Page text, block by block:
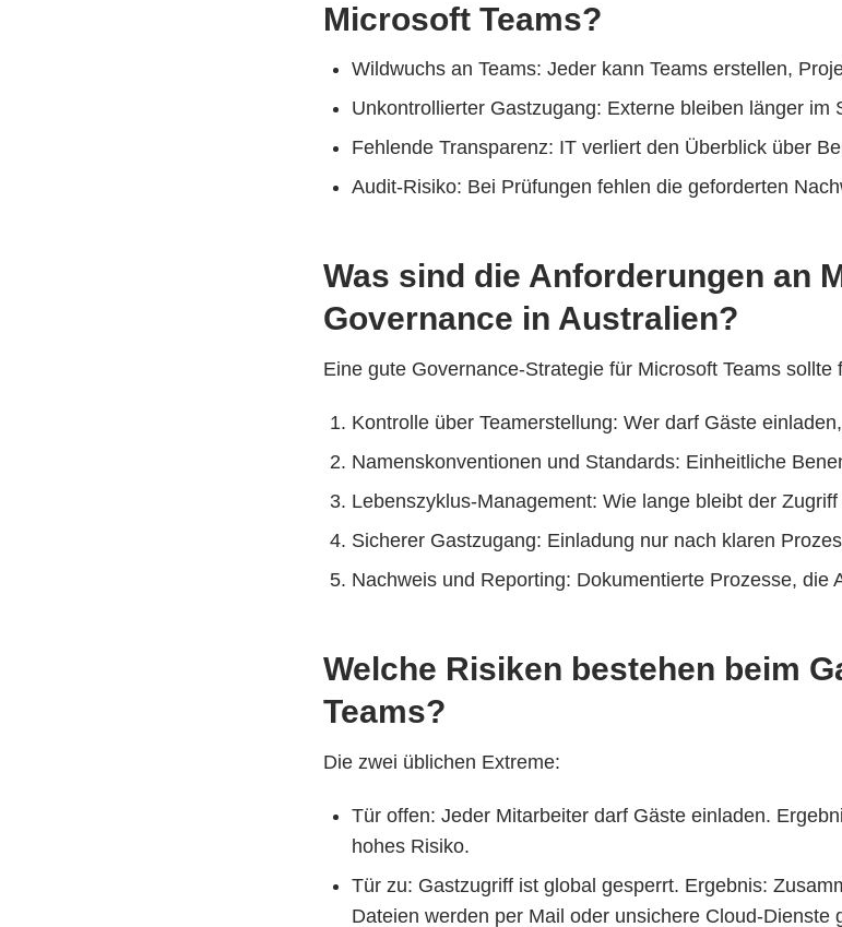
Microsoft Teams?
Wildwuchs an Teams: Jeder kann Teams erstellen,
Unkontrollierter Gastzugang: Externe bleiben länger im
Fehlende Transparenz: IT verliert den Überblick über
Audit-Risiko: Bei Prüfungen fehlen die geforderten
Was sind die Anforderungen an
Governance in Australien?
Eine gute Governance-Strategie für Microsoft Teams sollte
Kontrolle über Teamerstellung: Wer darf Gäste
Namenskonventionen und Standards: Einheitliche
Lebenszyklus-Management: Wie lange bleibt der
Sicherer Gastzugang: Einladung nur nach klaren
Nachweis und Reporting: Dokumentierte Prozesse, die
Welche Risiken bestehen beim
Teams?
Die zwei üblichen Extreme:
Tür offen: Jeder Mitarbeiter darf Gäste einladen.
hohes Risiko.
Tür zu: Gastzugriff ist global gesperrt. Ergebnis:
Dateien werden per Mail oder unsichere Cloud-Dienste